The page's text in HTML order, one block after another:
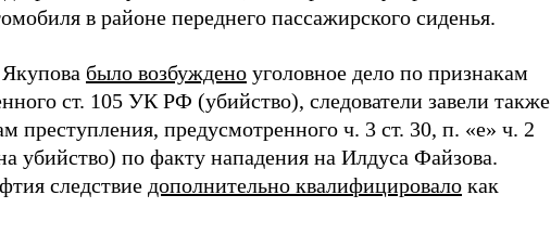
в районе переднего пассажирского сиденья.
было возбуждено уголовное дело по признакам
ст. 105 УК РФ (убийство), следователи завели также
преступления, предусмотренного ч. 3 ст. 30, п. «е» ч. 2
убийство) по факту нападения на Илдуса Файзова.
следствие дополнительно квалифицировало как